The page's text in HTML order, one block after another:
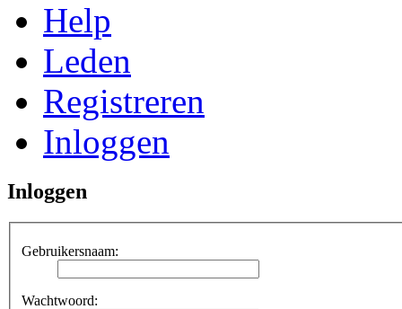
Help
Leden
Registreren
Inloggen
Inloggen
Gebruikersnaam:
Wachtwoord: